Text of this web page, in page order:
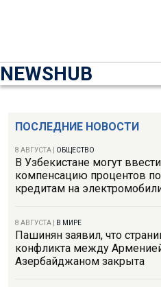
NEWSHUB
ПОСЛЕДНИЕ НОВОСТИ
8 АВГУСТА ОБЩЕСТВО
В Узбекистане могут ввести
компенсацию процентов по
кредитам на
8 АВГУСТА В МИРЕ
Пашинян заявил, что
конфликта между
Азербайджаном закрыта